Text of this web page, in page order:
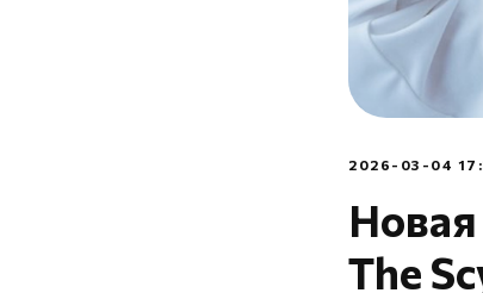
2026-03-04
The